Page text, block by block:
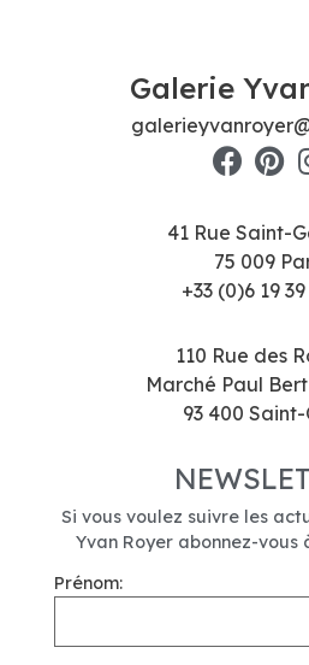
Galerie
41 Rue Saint-
75 009
+33 (0)6 19
110 Rue des
Marché Paul
93 400
Si vous voulez suivre les
Yvan Royer abonnez-vous
Prénom: